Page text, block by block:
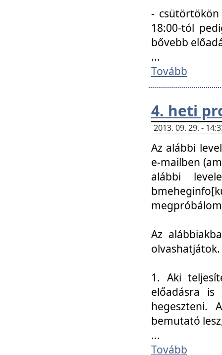
- csütörtökön
18:00-tól
bővebb
...
Tovább
4. heti
2013. 09. 29. -
Az alábbi
e-mailben
alábbi
Az
olvashatjátok.
1. Aki
előadásra
hegeszteni.
bemutató
...
Tovább